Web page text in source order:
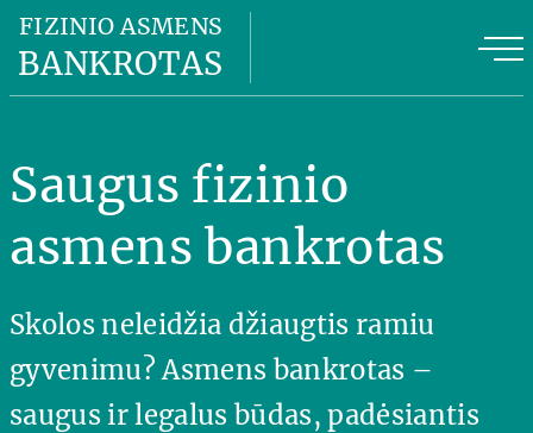
FIZINIO ASMENS
BANKROTAS Fizinio asmens bankroto kaina
Apie mus
Kontaktai
Saugus fizinio
asmens bankrotas
Skolos neleidžia džiaugtis ramiu
gyvenimu? Asmens bankrotas –
saugus ir legalus būdas, padėsiantis